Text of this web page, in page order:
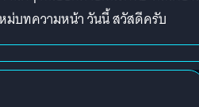
ม่บทความหน้า วันนี้ สวัสดีครับ